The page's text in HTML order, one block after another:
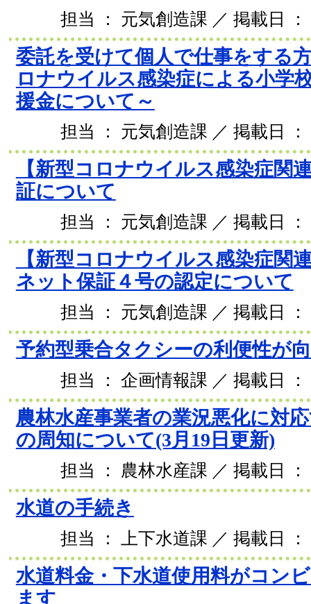
担当 ： 元気創造課 ／ 掲載日 ：
委託を受けて個人で仕事をする
ロナウイルス感染症による小学
援金について～
担当 ： 元気創造課 ／ 掲載日 ：
【新型コロナウイルス感染症関
証について
担当 ： 元気創造課 ／ 掲載日 ：
【新型コロナウイルス感染症関
ネット保証４号の認定について
担当 ： 元気創造課 ／ 掲載日 ：
予約型乗合タクシーの利便性が
担当 ： 企画情報課 ／ 掲載日 ：
農林水産事業者の業況悪化に対
の周知について(3月19日更新)
担当 ： 農林水産課 ／ 掲載日 ：
水道の手続き
担当 ： 上下水道課 ／ 掲載日 ：
水道料金・下水道使用料がコン
ます